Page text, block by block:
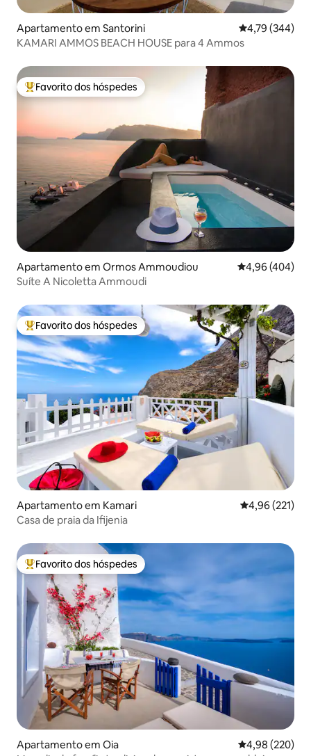
Apartamento em Santorini Classificação
4,79 (344)
KAMARI AMMOS BEACH HOUSE para 4 Ammos
Favoritos dos hóspedes mais apreciados
Favorito dos hóspedes
Apartamento em Ormos Ammoudiou Classificação
4,96 (404)
Suíte A Nicoletta Ammoudi
Favoritos dos hóspedes mais apreciados
Favorito dos hóspedes
Apartamento em Kamari Classificação
4,96 (221)
Casa de praia da Ifijenia
Favoritos dos hóspedes mais apreciados
Favorito dos hóspedes
Apartamento em Oia Classificação
4,98 (220)